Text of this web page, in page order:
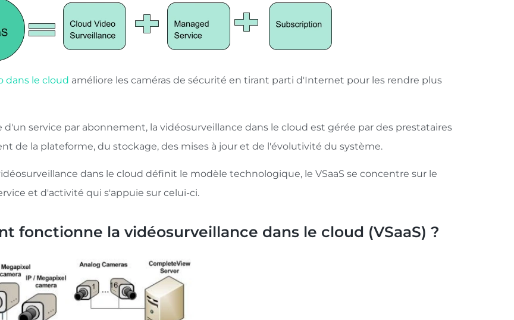
dans le cloud améliore les caméras de sécurité en tirant parti d'Internet pour les rendre plus
d'un service par abonnement, la vidéosurveillance dans le cloud est gérée par des prestataires
de la plateforme, du stockage, des mises à jour et de l'évolutivité du système.
dans le cloud définit le modèle technologique, le VSaaS se concentre sur le
et d'activité qui s'appuie sur celui-ci.
fonctionne la vidéosurveillance dans le cloud (VSaaS) ?